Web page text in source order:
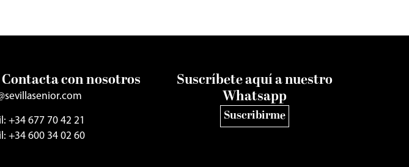
Contacta con nosotros
+34 677 70 42 21
+34 600 34 02 60
Suscríbete aquí a nuestro
Whatsapp
Suscribirme